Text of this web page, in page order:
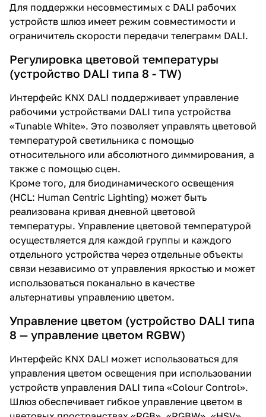
Для поддержки несовместимых с DALI рабочих
устройств шлюз имеет режим совместимости и
ограничитель скорости передачи телеграмм DALI.
Регулировка цветовой температуры
(устройство DALI типа 8 - TW)
Интерфейс KNX DALI поддерживает управление
рабочими устройствами DALI типа устройства
«Tunable White». Это позволяет управлять цветовой
температурой светильника с помощью
относительного или абсолютного диммирования, а
также с помощью сцен.
Кроме того, для биодинамического освещения
(HCL: Human Centric Lighting) может быть
реализована кривая дневной цветовой
температуры. Управление цветовой температурой
осуществляется для каждой группы и каждого
отдельного устройства через отдельные объекты
связи независимо от управления яркостью и может
использоваться поканально в качестве
альтернативы управлению цветом.
Управление цветом (устройство DALI типа
8 — управление цветом RGBW)
Интерфейс KNX DALI может использоваться для
управления цветом освещения при использовании
устройств управления DALI типа «Colour Control».
Шлюз обеспечивает гибкое управление цветом в